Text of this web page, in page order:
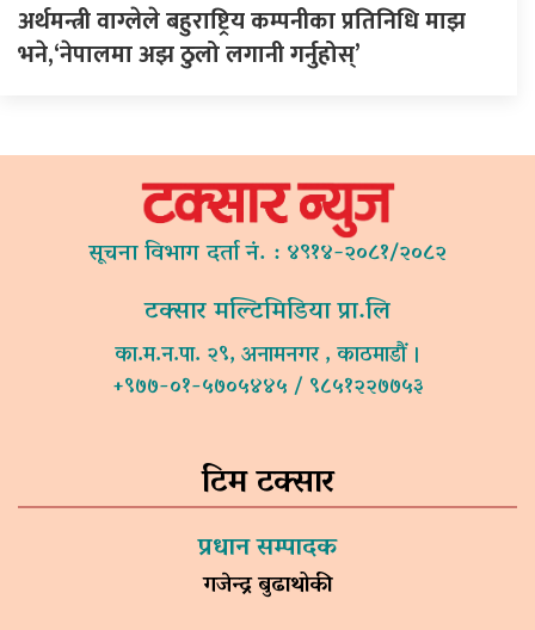
अर्थमन्त्री वाग्लेले बहुराष्ट्रिय कम्पनीका प्रतिनिधि माझ
भने,‘नेपालमा अझ ठुलो लगानी गर्नुहोस्’
सूचना विभाग दर्ता नं. : ४९१४-२०८१/२०८२
टक्सार मल्टिमिडिया प्रा.लि
का.म.न.पा. २९, अनामनगर , काठमाडौं ।
+९७७-०१-५७०५४४५ / ९८५१२२७७५३
टिम टक्सार
प्रधान सम्पादक
गजेन्द्र बुढाथोकी